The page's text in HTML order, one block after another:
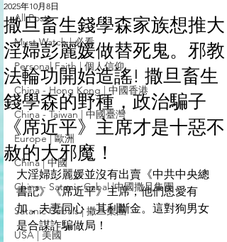
All Posts
Must Watch | 必看
Personal Faith | 個人信仰
China - Hong Kong | 中國香港
China - Taiwan | 中國臺灣
Europe | 歐洲
China | 中國
China - Satanic Cabal |中國撒旦集團
Satanic Cabals | 撒旦集團
USA | 美國
撒旦畜生錢學森家族想推大
淫婦彭麗媛做替死鬼。邪教
法輪功開始造謠! 撒旦畜生
錢學森的野種，政治騙子
《席近平》主席才是十惡不
赦的大邪魔！
2025年10月8日
大淫婦彭麗媛並沒有出賣《中共中央總
書記》《席近平》主席，他們恩愛有
加，夫妻同心，其利斷金。這對狗男女
是合謀詐騙做局！